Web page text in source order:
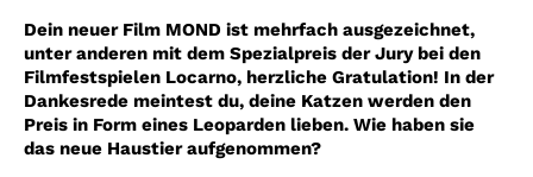
Dein neuer Film MOND ist mehrfach ausgezeichnet,
unter anderen mit dem Spezialpreis der Jury bei den
Filmfestspielen Locarno, herzliche Gratulation! In der
Dankesrede meintest du, deine Katzen werden den
Preis in Form eines Leoparden lieben. Wie haben sie
das neue Haustier aufgenommen?